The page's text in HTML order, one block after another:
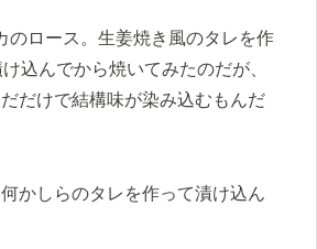
のロース。生姜焼き風のタレを作
込んでから焼いてみたのだが、
だけで結構味が染み込むもんだ
かしらのタレを作って漬け込ん